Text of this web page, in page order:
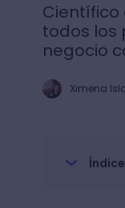
Científico
todos los
negocio
Ximena
Índice